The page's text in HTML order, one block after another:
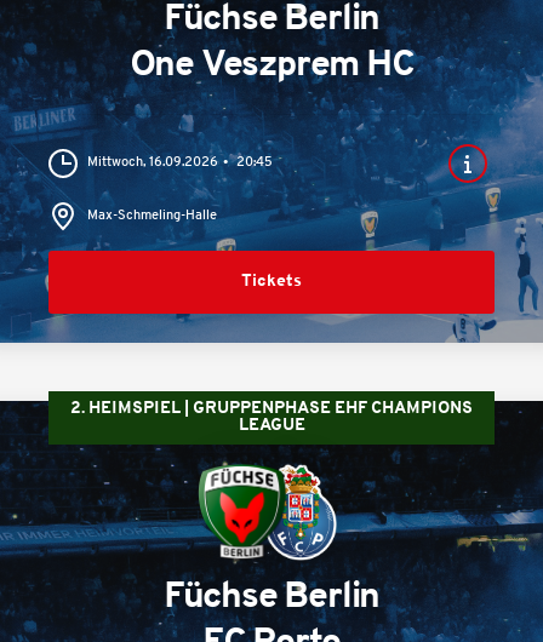
Füchse Berlin
One Veszprem HC
Mittwoch, 16.09.2026 20:45
Max-Schmeling-Halle
Tickets
2. HEIMSPIEL | GRUPPENPHASE EHF CHAMPIONS
LEAGUE
Füchse Berlin